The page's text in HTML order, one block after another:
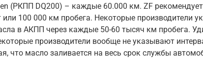
(РКПП DQ200) – каждые 60.000 км. ZF
100 000 км пробега. Некоторые производители
в АКПП через каждые 50-60 тысяч км пробега.
производители вообще не указывают
что масло заливается на весь срок службы